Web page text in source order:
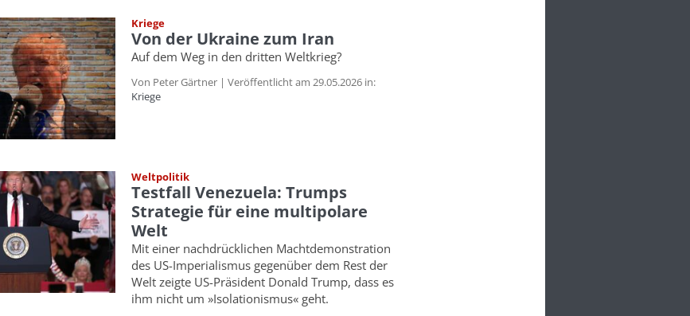
Kriege
Von der Ukraine zum Iran
Auf dem Weg in den dritten Weltkrieg?
Von Peter Gärtner | Veröffentlicht am 29.05.2026 in:
Kriege
Weltpolitik
Testfall Venezuela: Trumps
Strategie für eine multipolare
Welt
Mit einer nachdrücklichen Machtdemonstration
des US-Imperialismus gegenüber dem Rest der
Welt zeigte US-Präsident Donald Trump, dass es
ihm nicht um »Isolationismus« geht.